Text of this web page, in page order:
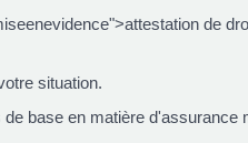
de
situation.
base en matière d'assurance